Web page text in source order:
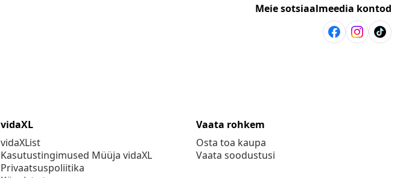
Meie sotsiaalmeedia kontod
vidaXL
vidaXList
Kasutustingimused Müüja vidaXL
Privaatsuspoliitika
Vaata rohkem
Osta toa kaupa
Vaata soodustusi